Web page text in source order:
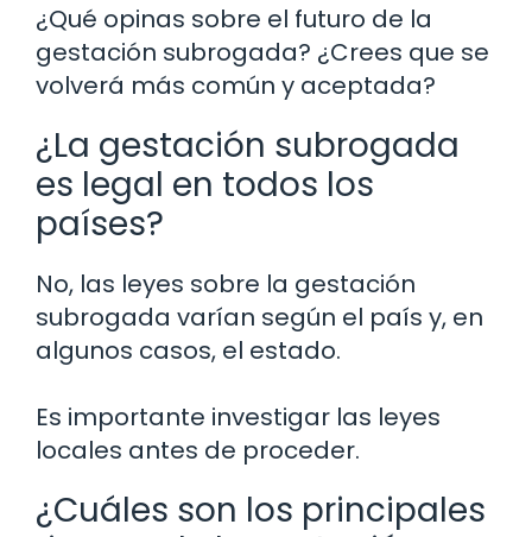
¿Qué opinas sobre el futuro de la
gestación subrogada? ¿Crees que se
volverá más común y aceptada?
¿La gestación subrogada
es legal en todos los
países?
No, las leyes sobre la gestación
subrogada varían según el país y, en
algunos casos, el estado.
Es importante investigar las leyes
locales antes de proceder.
¿Cuáles son los principales